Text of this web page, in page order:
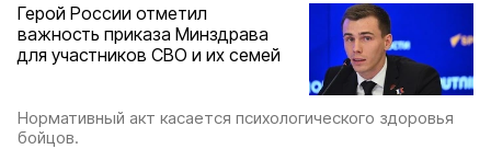
Герой России отметил
важность приказа Минздрава
для участников СВО и их семей
Нормативный акт касается психологического здоровья
бойцов.